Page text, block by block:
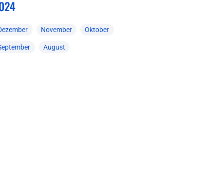
November Oktober
August